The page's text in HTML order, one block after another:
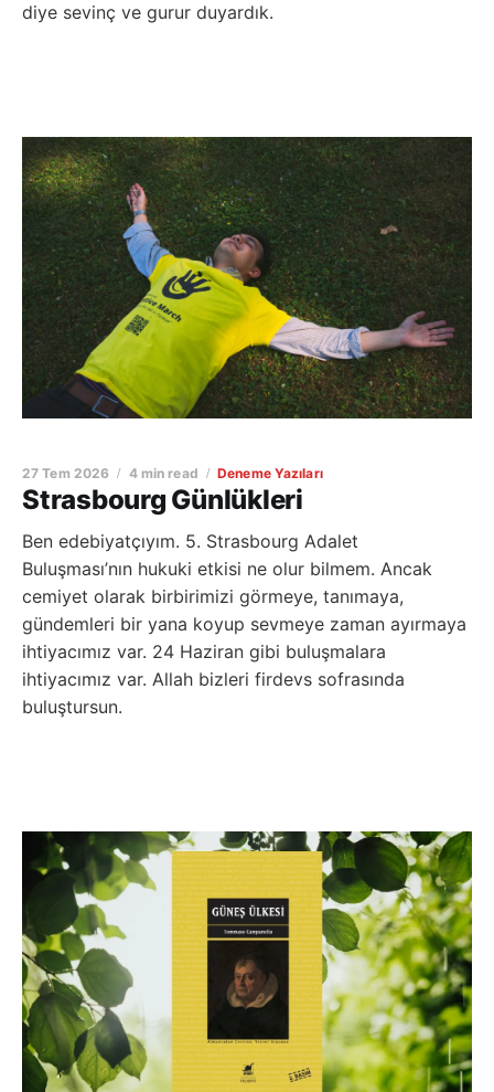
diye sevinç ve gurur duyardık.
Strasbourg Günlükleri
27 Tem 2026 4 min read Deneme Yazıları
Ben edebiyatçıyım. 5. Strasbourg Adalet
Buluşması’nın hukuki etkisi ne olur bilmem. Ancak
cemiyet olarak birbirimizi görmeye, tanımaya,
gündemleri bir yana koyup sevmeye zaman ayırmaya
ihtiyacımız var. 24 Haziran gibi buluşmalara
ihtiyacımız var. Allah bizleri firdevs sofrasında
buluştursun.